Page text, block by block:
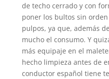
de techo cerrado y con
poner los bultos sin
pulpos, ya que, además
mucho el consumo. Y
más equipaje en el
hecho limpieza antes de
conductor español tiene